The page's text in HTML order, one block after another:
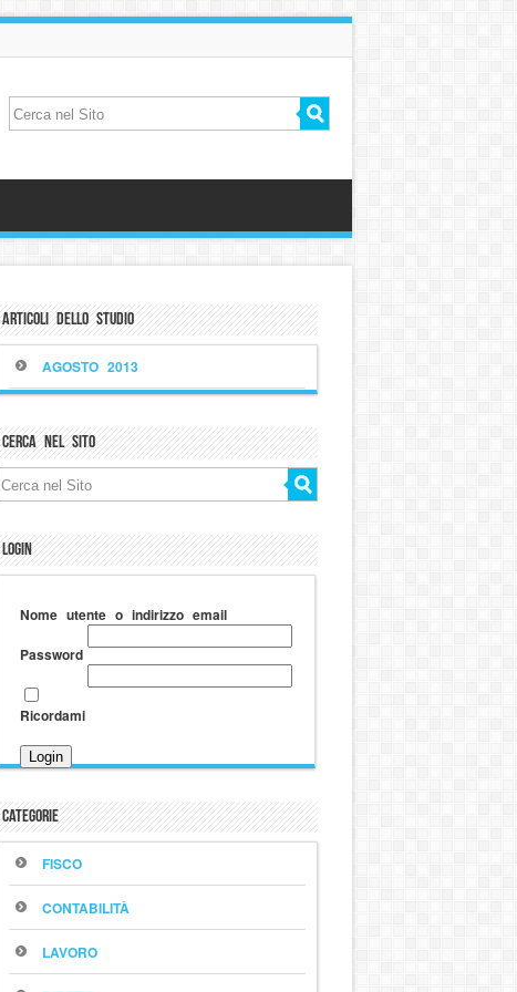
Articoli dello Studio
AGOSTO 2013
Cerca nel sito
Login
Nome utente o indirizzo email
Password
Ricordami
Categorie
FISCO
CONTABILITÀ
LAVORO